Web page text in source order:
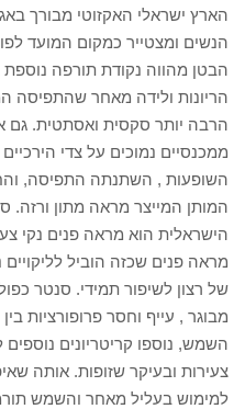
הארץ ישראלי האקזוטי מבורך
הנשים ומצטייר כמקום המועד
הבטן מהווה נקודת תורפה
הריונות ולידה מאחר שהתפיסה
הרבה יותר סקסית ואסתטית. גם
ממכנסיים נמוכים על צדי
השופעות , השתנתה התפיסה,
המותן המייצר מראה מתון ורזה.
הישראלית הוא מראה פנים נקי
מראה פנים שכזה הוביל
של רצון לשיפור תמידי. סנטר
מבוגר , עייף וחסר פרופורציות
השמש, נוספו קריטריונים נוספים
צעירות ובעיקר שזופות. אותה
למימוש בעליל מאחר והשמש